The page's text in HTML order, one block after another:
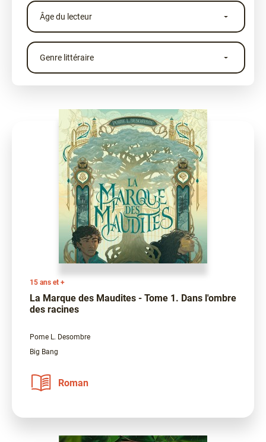
Âge du lecteur
Genre littéraire
15 ans et +
La Marque des Maudites - Tome 1. Dans l'ombre
des racines
Pome L. Desombre
Big Bang
Roman